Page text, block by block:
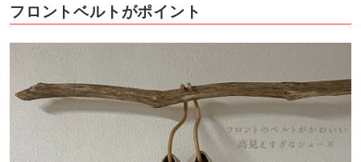
フロントベルトがポイント